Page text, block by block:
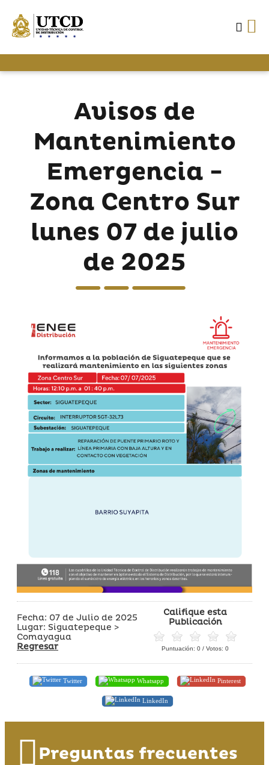
Avisos de
Mantenimiento
Emergencia -
Zona Centro Sur
lunes 07 de julio
de 2025
Fecha: 07 de Julio de 2025
Lugar: Siguatepeque >
Comayagua
Regresar
Califique esta
Publicación
Puntuación: 0 / Votos: 0
Twitter Whatsapp Pinterest
LinkedIn
Preguntas frecuentes